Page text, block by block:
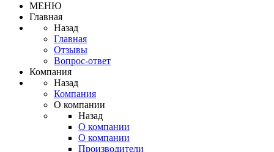
МЕНЮ
Главная
Назад
Главная
Отзывы
Вопрос-ответ
Компания
Назад
Компания
О компании
Назад
О компании
О компании
Производители